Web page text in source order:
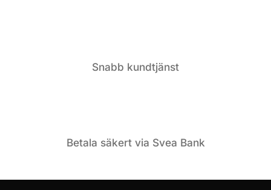
Snabb kundtjänst
Betala säkert via Svea Bank